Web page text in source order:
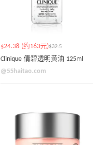
$24.38 (约163元)$32.5
Clinique 倩碧透明黄油 125ml
@55haitao.com